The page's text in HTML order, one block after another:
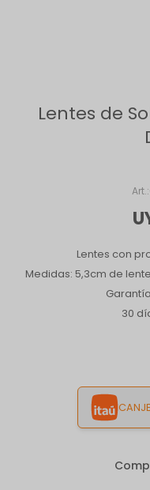
Lentes de
Lentes con
Medidas: 5,3cm de
30